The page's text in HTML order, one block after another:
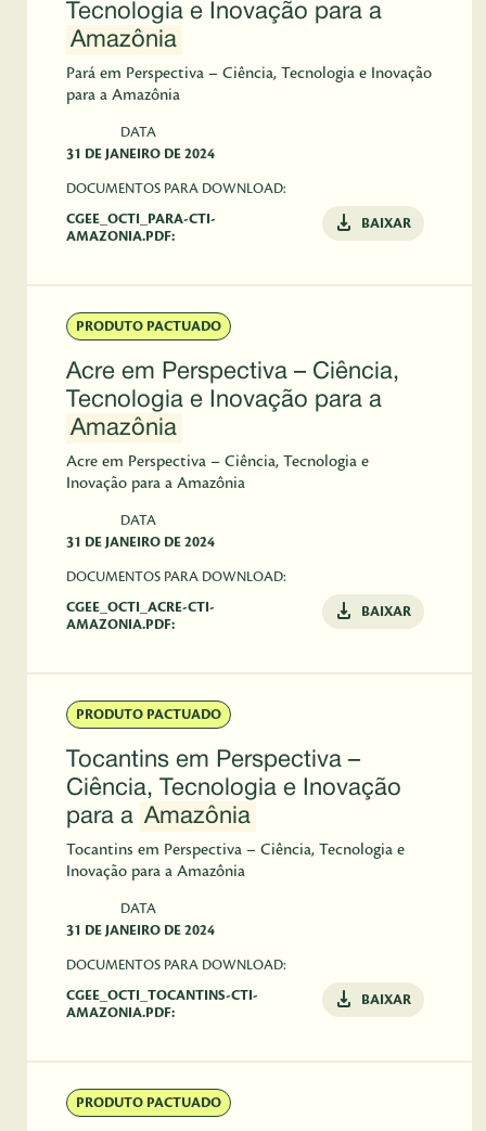
Tecnologia e Inovação para a
Amazônia
Pará em Perspectiva – Ciência, Tecnologia e Inovação
para a Amazônia
DATA
31 DE JANEIRO DE 2024
DOCUMENTOS PARA DOWNLOAD:
CGEE_OCTI_PARA-CTI-
AMAZONIA.PDF:
BAIXAR
PRODUTO PACTUADO
Acre em Perspectiva – Ciência,
Tecnologia e Inovação para a
Amazônia
Acre em Perspectiva – Ciência, Tecnologia e
Inovação para a Amazônia
DATA
31 DE JANEIRO DE 2024
DOCUMENTOS PARA DOWNLOAD:
CGEE_OCTI_ACRE-CTI-
AMAZONIA.PDF:
BAIXAR
PRODUTO PACTUADO
Tocantins em Perspectiva –
Ciência, Tecnologia e Inovação
para a Amazônia
Tocantins em Perspectiva – Ciência, Tecnologia e
Inovação para a Amazônia
DATA
31 DE JANEIRO DE 2024
DOCUMENTOS PARA DOWNLOAD:
CGEE_OCTI_TOCANTINS-CTI-
AMAZONIA.PDF:
BAIXAR
PRODUTO PACTUADO